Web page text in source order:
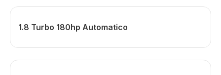
1.8 Turbo 180hp Automatico